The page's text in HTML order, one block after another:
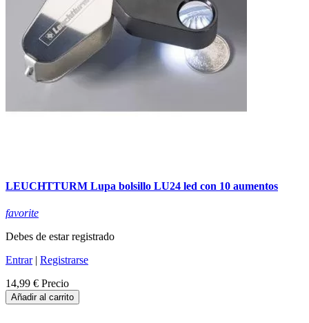
LEUCHTTURM Lupa bolsillo LU24 led con 10 aumentos
favorite
Debes de estar registrado
Entrar| Registrarse
14,99 € Precio
Añadir al carrito